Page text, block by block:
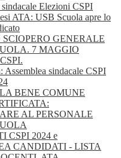
Elezioni CSPI
ATA: USB Scuola apre lo
GENERALE
7 MAGGIO
Assemblea sindacale CSPI
BENE COMUNE
AL PERSONALE
CSPI 2024 e
CANDIDATI - LISTA